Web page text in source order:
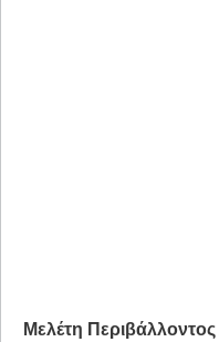
Μελέτη Περιβάλλοντος